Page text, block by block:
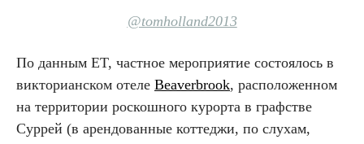
@tomholland2013
По данным ET, частное мероприятие состоялось в
викторианском отеле Beaverbrook, расположенном
на территории роскошного курорта в графстве
Суррей (в арендованные коттеджи, по слухам,